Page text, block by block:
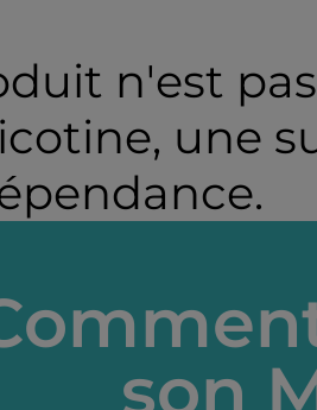
n'est
une
son